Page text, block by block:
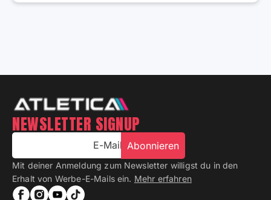
NEWSLETTER SIGNUP
E-Mail Abonnieren
Mit deiner Anmeldung zum Newsletter willigst du in den
Erhalt von Werbe-E-Mails ein. Mehr erfahren